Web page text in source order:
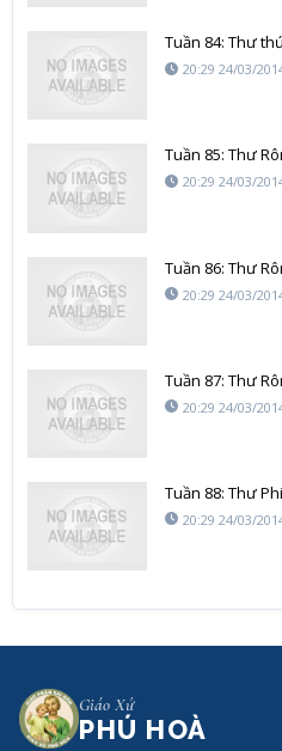
Tuần 84: Thư
20:29 24/03/
Tuần 85: Thư
20:29 24/03/
Tuần 86: Thư
20:29 24/03/
Tuần 87: Thư
20:29 24/03/
Tuần 88: Thư
20:29 24/03/
Giáo Xứ
PHÚ HOÀ